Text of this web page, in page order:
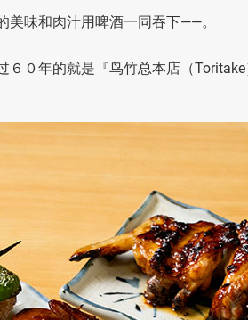
美味和肉汁用啤酒一同吞下——。
０年的就是『鸟竹总本店（Toritake